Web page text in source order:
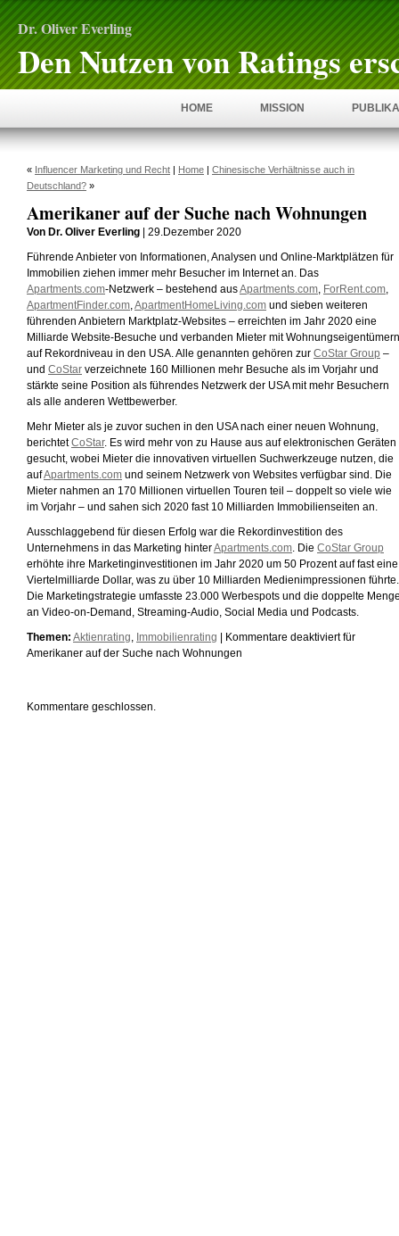
Dr. Oliver Everling
Den Nutzen von Ratings
HOME MISSION
« Influencer Marketing und Recht | Home | Chinesische Verhältnisse auch in
Deutschland? »
Amerikaner auf der Suche nach Wohnungen
Von Dr. Oliver Everling | 29.Dezember 2020
Führende Anbieter von Informationen, Analysen und Online-Marktplätzen für
Immobilien ziehen immer mehr Besucher im Internet an. Das
Apartments.com-Netzwerk – bestehend ausApartments.com ForRent.com
ApartmentFinder.com ApartmentHomeLiving.com und sieben weiteren
führenden Anbietern Marktplatz-Websites – erreichten im Jahr 2020 eine
Milliarde Website-Besuche und verbanden Mieter mit Wohnungseigentümern
auf Rekordniveau in den USA. Alle genannten gehören zur CoStar Group –
und CoStar verzeichnete 160 Millionen mehr Besuche als im Vorjahr und
stärkte seine Position als führendes Netzwerk der USA mit mehr Besuchern
als alle anderen Wettbewerber.
Mehr Mieter als je zuvor suchen in den USA nach einer neuen Wohnung,
berichtetCoStar. Es wird mehr von zu Hause aus auf elektronischen Geräten
gesucht, wobei Mieter die innovativen virtuellen Suchwerkzeuge nutzen, die
aufApartments.com und seinem Netzwerk von Websites verfügbar sind. Die
Mieter nahmen an 170 Millionen virtuellen Touren teil – doppelt so viele wie
im Vorjahr – und sahen sich 2020 fast 10 Milliarden Immobilienseiten an.
Ausschlaggebend für diesen Erfolg war die Rekordinvestition des
Unternehmens in das Marketing hinterApartments.com . Die CoStar Group
erhöhte ihre Marketinginvestitionen im Jahr 2020 um 50 Prozent auf fast eine
Viertelmilliarde Dollar, was zu über 10 Milliarden Medienimpressionen führte.
Die Marketingstrategie umfasste 23.000 Werbespots und die doppelte
an Video-on-Demand, Streaming-Audio, Social Media und Podcasts.
Themen: Aktienrating Immobilienrating Kommentare deaktiviertfür
Amerikaner auf der Suche nach Wohnungen
Kommentare geschlossen.